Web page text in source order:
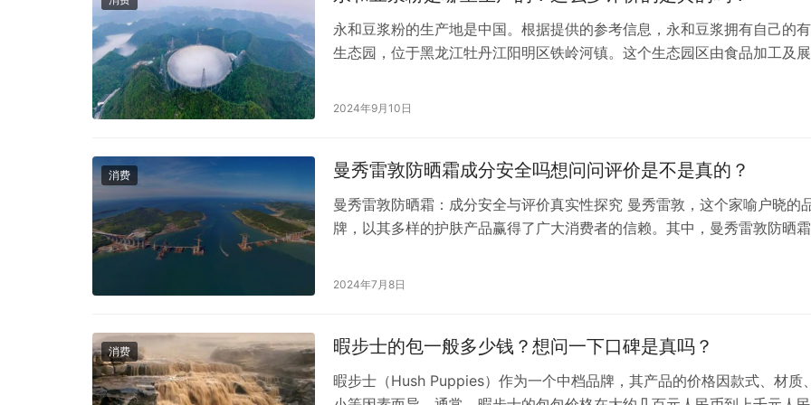
永和豆浆粉的生产地是中国。根据提供的参考信息，永和豆浆拥有自己的
生态园，位于黑龙江牡丹江阳明区铁岭河镇。这个生态园区由食品加工及展
了绿色植被，加快在国内营造绿色消费的氛围。永和豆浆生态园是企业与市
2024年9月10日
消费 曼秀雷敦防晒霜成分安全吗想问问评价是不是真的？
曼秀雷敦防晒霜：成分安全与评价真实性探究 曼秀雷敦，这个家喻户晓的
牌，以其多样的护肤产品赢得了广大消费者的信赖。其中，曼秀雷敦防晒霜
曼秀雷敦防晒霜的成分安全以及评价的真实性进行深入探讨。 一、曼秀雷敦
2024年7月8日
消费 暇步士的包一般多少钱？想问一下口碑是真吗？
暇步士（Hush Puppies）作为一个中档品牌，其产品的价格因款式、材质